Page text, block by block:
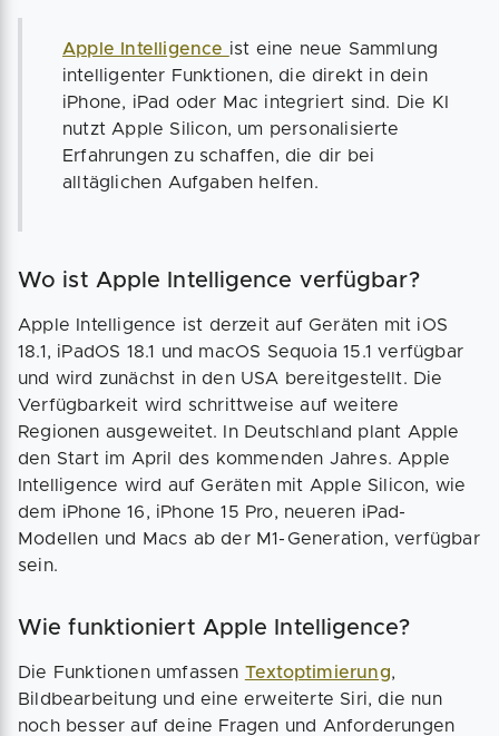
Apple Intelligence ist eine neue Sammlung
intelligenter Funktionen, die direkt in dein
iPhone, iPad oder Mac integriert sind. Die KI
nutzt Apple Silicon, um personalisierte
Erfahrungen zu schaffen, die dir bei
alltäglichen Aufgaben helfen.
Wo ist Apple Intelligence verfügbar?
Apple Intelligence ist derzeit auf Geräten mit iOS
18.1, iPadOS 18.1 und macOS Sequoia 15.1 verfügbar
und wird zunächst in den USA bereitgestellt. Die
Verfügbarkeit wird schrittweise auf weitere
Regionen ausgeweitet. In Deutschland plant Apple
den Start im April des kommenden Jahres. Apple
Intelligence wird auf Geräten mit Apple Silicon, wie
dem iPhone 16, iPhone 15 Pro, neueren iPad-
Modellen und Macs ab der M1-Generation, verfügbar
sein.
Wie funktioniert Apple Intelligence?
Die Funktionen umfassen Textoptimierung,
Bildbearbeitung und eine erweiterte Siri, die nun
noch besser auf deine Fragen und Anforderungen